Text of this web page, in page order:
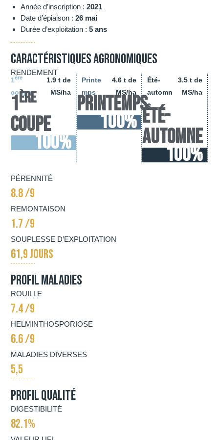
Année d’inscription :2021
Date d’épiaison :26 mai
Durée d’exploitation :5 ans
Caractéristiques agronomiques
RENDEMENT
1ère
coupe
1.9 t de
MS/ha
1ère
coupe
100%
Printe
mps
4.6 t de
MS/ha
Printemps
100%
Été-
automn
e
3.5 t de
MS/ha
Été-
automne
100%
PÉRENNITÉ
8.8 /9
REMONTAISON
1.7 /9
SOUPLESSE D’EXPLOITATION
61,9 JOURS
Profil Maladies
ROUILLE
7.4 /9
HELMINTHOSPORIOSE
6.6 /9
MALADIES DIVERSES
5,5
Profil qualité
DIGESTIBILITÉ
82.1%